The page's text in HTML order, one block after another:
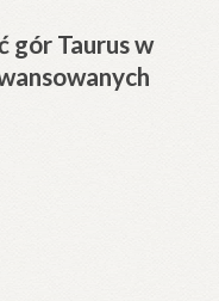
gór Taurus w